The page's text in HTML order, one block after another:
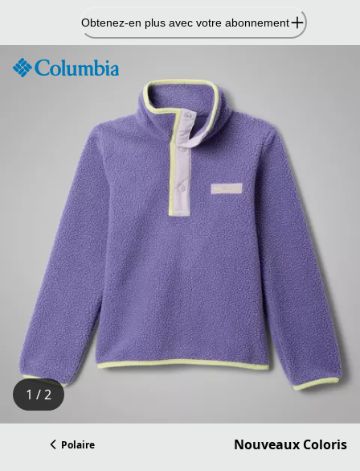
contenu
Obtenez-en plus avec votre abonnement
1 / 2
Polaire Nouveaux Coloris